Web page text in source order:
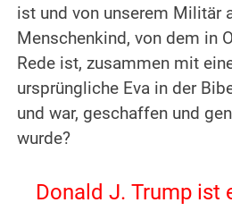
ist und von unserem Militär
Menschenkind, von dem in
Rede ist, zusammen mit
ursprüngliche Eva in der
und war, geschaffen und
wurde?
Donald J. Trump ist